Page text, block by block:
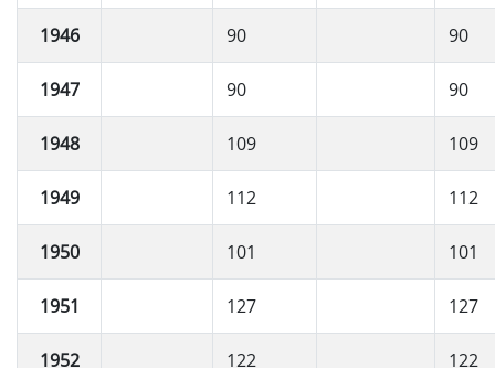
1946 90 90
1947 90 90
1948 109 109
1949 112 112
1950 101 101
1951 127 127
1952 122 122